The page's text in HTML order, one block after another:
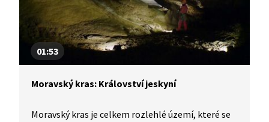
01:53
Moravský kras: Království jeskyní
Moravský kras je celkem rozlehlé území, které se